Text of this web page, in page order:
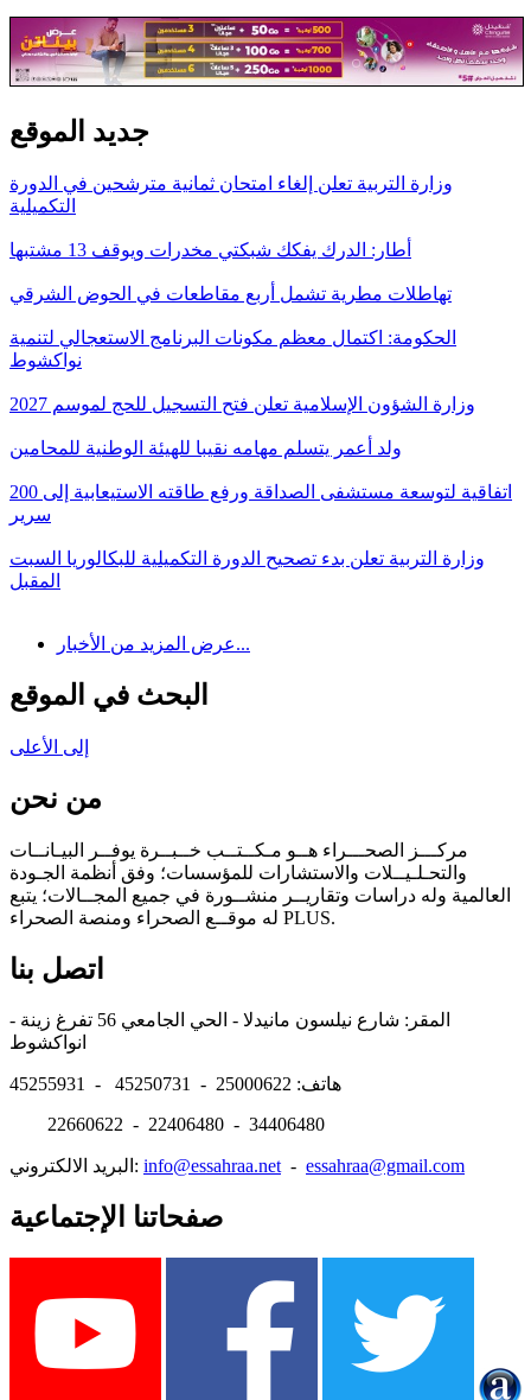
جديد الموقع
وزارة التربية تعلن إلغاء امتحان ثمانية مترشحين في الدورة
التكميلية
أطار: الدرك يفكك شبكتي مخدرات ويوقف 13 مشتبها
تهاطلات مطرية تشمل أربع مقاطعات في الحوض الشرقي
الحكومة: اكتمال معظم مكونات البرنامج الاستعجالي لتنمية
نواكشوط
وزارة الشؤون الإسلامية تعلن فتح التسجيل للحج لموسم 2027
ولد أعمر يتسلم مهامه نقيبا للهيئة الوطنية للمحامين
اتفاقية لتوسعة مستشفى الصداقة ورفع طاقته الاستيعابية إلى 200
سرير
وزارة التربية تعلن بدء تصحيح الدورة التكميلية للبكالوريا السبت
المقبل
عرض المزيد من الأخبار...
البحث في الموقع
إلى الأعلى
من نحن
مركـــز الصحـــراء هــو مـكــتــب خــبــرة يوفــر البيـانــات
والتحـلـيــلات والاستشارات للمؤسسات؛ وفق أنظمة الجـودة
العالمية وله دراسات وتقاريــر منشــورة في جميع المجــالات؛ يتبع
له موقــع الصحراء ومنصة الصحراء PLUS.
اتصل بنا
المقر: شارع نيلسون مانيدلا - الحي الجامعي 56 تفرغ زينة -
هاتف: 25000622 - 45250731 - 45255931
22660622 - 22406480 - 34406480
البريد الالكتروني: info@essahraa.net- essahraa@gmail.com
صفحاتنا الإجتماعية